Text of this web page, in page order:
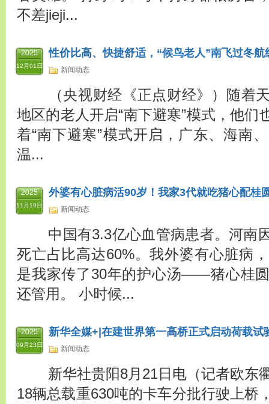
不差jieji...
2025
12月01日
性价比高、快捷舒适，“候鸟老人”南飞过冬航
新闻动态
（央视财经《正点财经》）随着
地区的老人开启“南下避寒”模式，他们
着“南下避寒”模式开启，广东、海南
温...
2025
11月19日
外婆有心脏病活90岁！我家3代就吃猪心配桂
新闻动态
中国有3.3亿心血管病患者。河南
死亡占比高达60%。我外婆有心脏病
是我家传了30年的护心汤——猪心桂
还管用。 小时候...
2025
09月23日
新华全媒+|在建世界第一高桥正式启动荷载试
新闻动态
新华社贵阳8月21日电（记者欧东
18辆总载重630吨的卡车分批行驶上桥